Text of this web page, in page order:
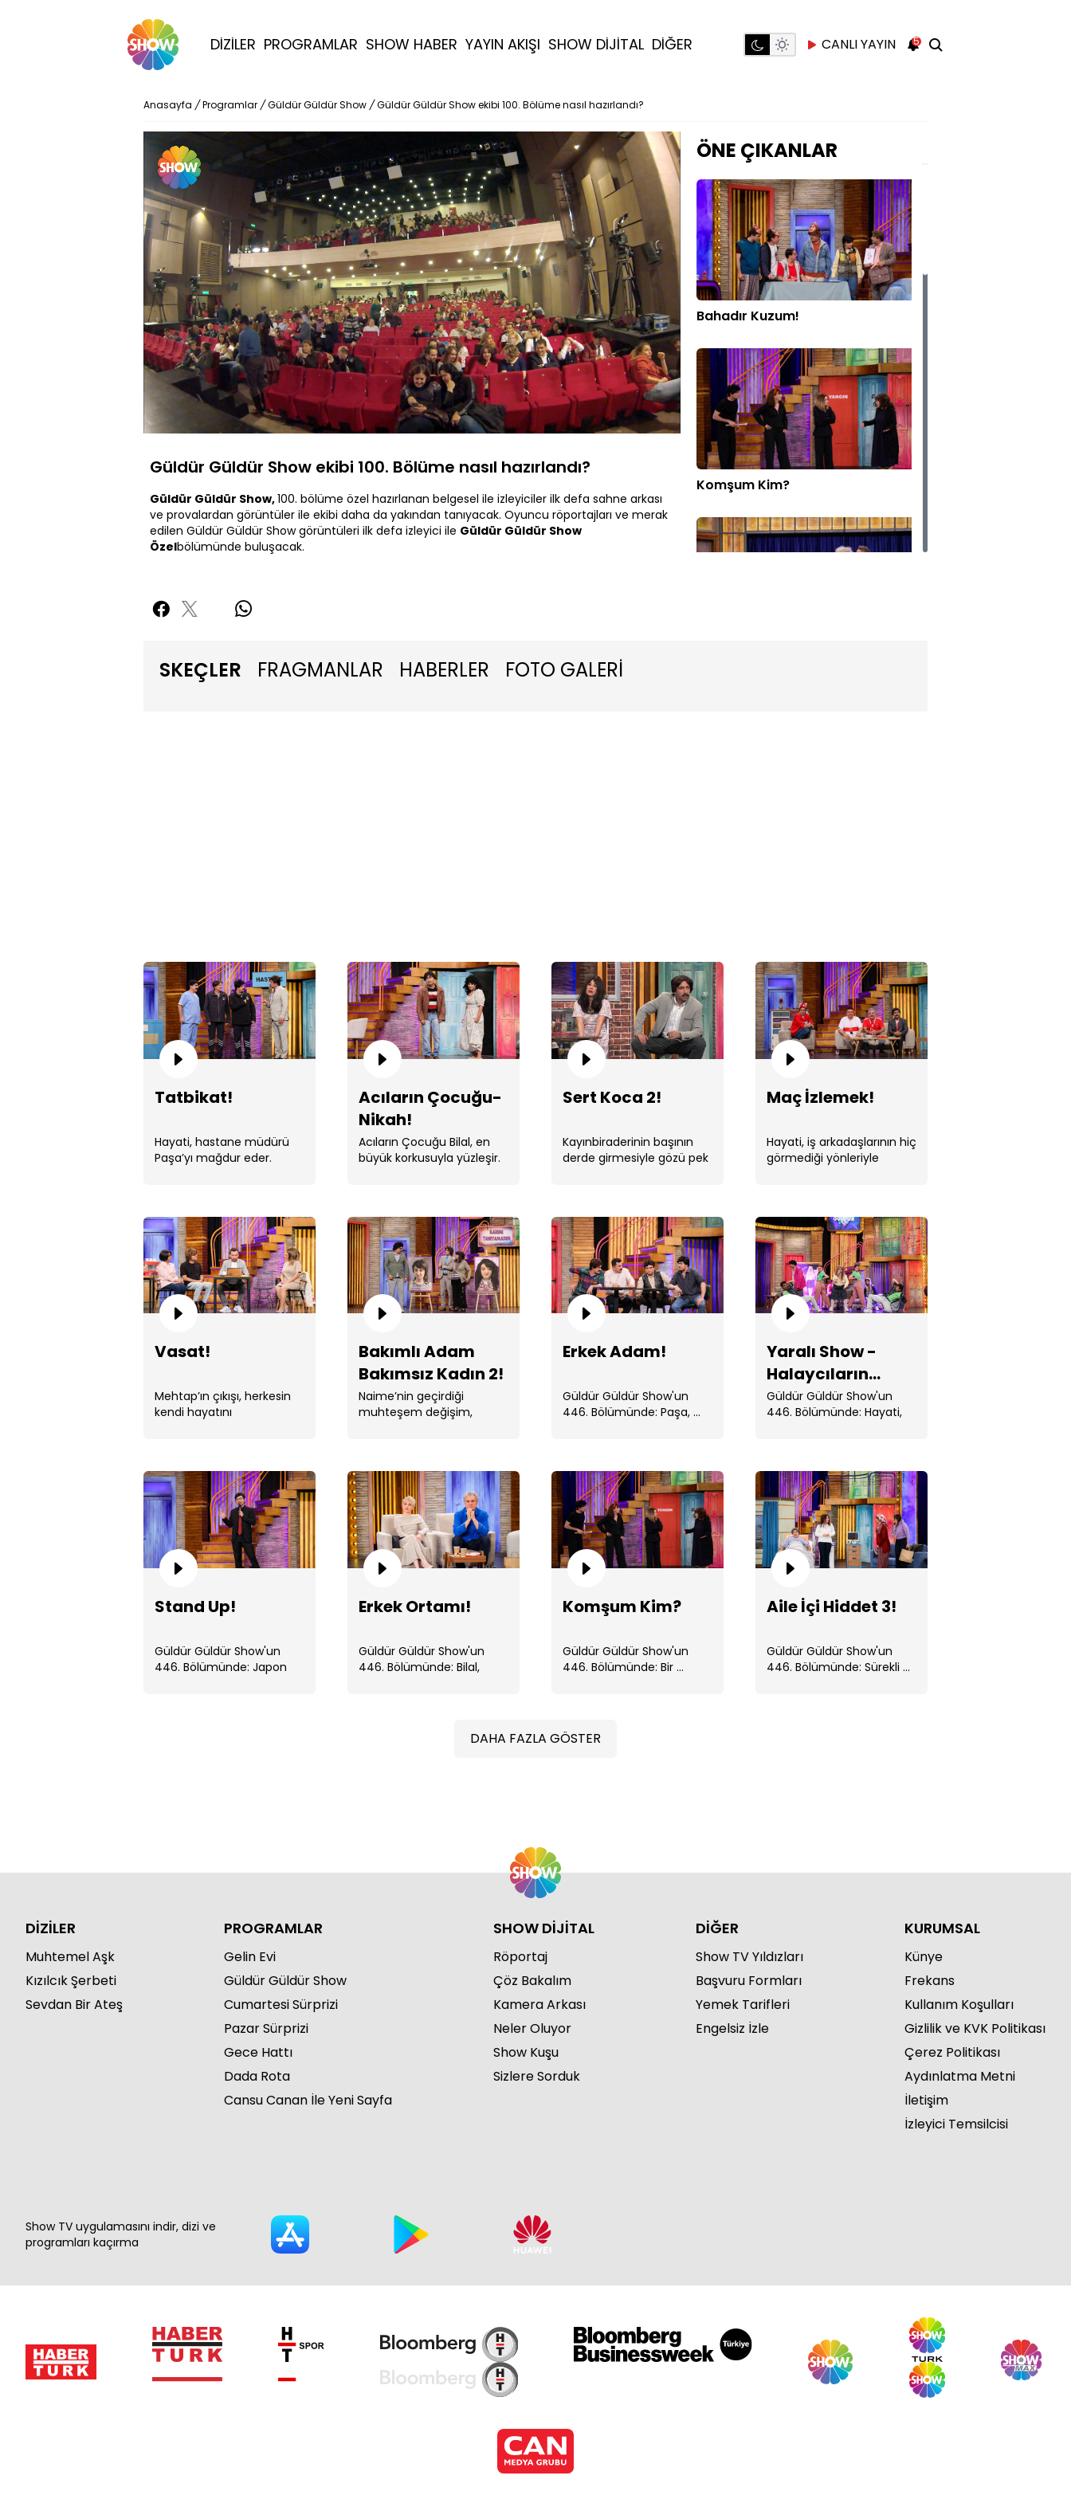
DİZİLER PROGRAMLAR SHOW HABER YAYIN AKIŞI SHOW DİJİTAL DİĞER CANLI YAYIN 5
Anasayfa / Programlar / Güldür Güldür Show / Güldür Güldür Show ekibi 100. Bölüme nasıl hazırlandı?
Sessiz
Yüklendi:
9.92%
Oynatma
Hızı
Güldür Güldür Show ekibi 100. Bölüme nasıl hazırlandı?
Güldür Güldür Show,100. bölüme özel hazırlanan belgesel ile izleyiciler ilk defa sahne arkası
ve provalardan görüntüler ile ekibi daha da yakından tanıyacak. Oyuncu röportajları ve merak
edilen Güldür Güldür Show görüntüleri ilk defa izleyici ile Güldür Güldür Show
Özelbölümünde buluşacak.
ÖNE ÇIKANLAR
Bahadır Kuzum!
Komşum Kim?
Otelci Paşa - Hastayım!
Erkek Ortamı!
Gömen Ergenler!
SKEÇLER FRAGMANLAR HABERLER FOTO GALERİ
Tatbikat!
Hayati, hastane müdürü
Paşa’yı mağdur eder.
Acıların Çocuğu-
Nikah!
Acıların Çocuğu Bilal, en
büyük korkusuyla yüzleşir.
Sert Koca 2!
Kayınbiraderinin başının
derde girmesiyle gözü pek
Maç İzlemek!
Hayati, iş arkadaşlarının hiç
görmediği yönleriyle
Vasat!
Mehtap’ın çıkışı, herkesin
kendi hayatını
Bakımlı Adam
Bakımsız Kadın 2!
Naime’nin geçirdiği
muhteşem değişim,
Erkek Adam!
Güldür Güldür Show'un
446. Bölümünde: Paşa, ...
Yaralı Show -
Halaycıların
İsyanı!
Güldür Güldür Show'un
446. Bölümünde: Hayati,
Stand Up!
Güldür Güldür Show'un
446. Bölümünde: Japon
Erkek Ortamı!
Güldür Güldür Show'un
446. Bölümünde: Bilal,
Komşum Kim?
Güldür Güldür Show'un
446. Bölümünde: Bir ...
Aile İçi Hiddet 3!
Güldür Güldür Show'un
446. Bölümünde: Sürekli ...
DAHA FAZLA GÖSTER
DİZİLER
Muhtemel Aşk
Kızılcık Şerbeti
Sevdan Bir Ateş
PROGRAMLAR
Gelin Evi
Güldür Güldür Show
Cumartesi Sürprizi
Pazar Sürprizi
Gece Hattı
Dada Rota
Cansu Canan İle Yeni Sayfa
SHOW DİJİTAL
Röportaj
Çöz Bakalım
Kamera Arkası
Neler Oluyor
Show Kuşu
Sizlere Sorduk
DİĞER
Show TV Yıldızları
Başvuru Formları
Yemek Tarifleri
Engelsiz İzle
KURUMSAL
Künye
Frekans
Kullanım Koşulları
Gizlilik ve KVK Politikası
Çerez Politikası
Aydınlatma Metni
İletişim
İzleyici Temsilcisi
Show TV uygulamasını indir, dizi ve
programları kaçırma